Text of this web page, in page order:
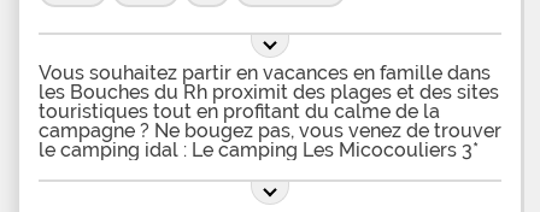
Vous souhaitez partir en vacances en famille dans
les Bouches du Rh proximit des plages et des sites
touristiques tout en profitant du calme de la
campagne ? Ne bougez pas, vous venez de trouver
le camping idal : Le camping Les Micocouliers 3*
sur 2 ha de terrain arbor, le camping Les